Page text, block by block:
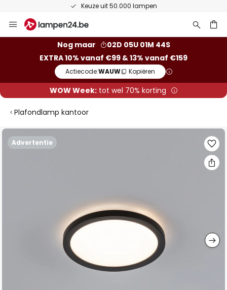
Keuze uit 50.000 lampen
naar
Nog maar
02D 05U 01M 43S
EXTRA 10% vanaf €99 & 13% vanaf €159
Actiecode:WAUW Kopiëren
WOW Week:tot wel 70% korting
Plafondlamp kantoor
Advertentie
Ga
naar